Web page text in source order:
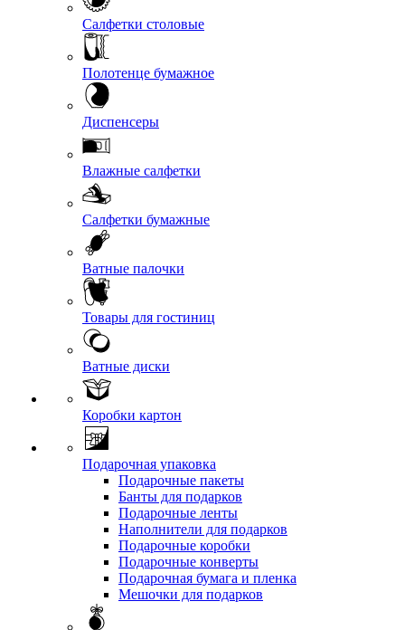
Салфетки столовые
Полотенце бумажное
Диспенсеры
Влажные салфетки
Салфетки бумажные
Ватные палочки
Товары для гостиниц
Ватные диски
Коробки картон
Подарочная упаковка
Подарочные пакеты
Банты для подарков
Подарочные ленты
Наполнители для подарков
Подарочные коробки
Подарочные конверты
Подарочная бумага и пленка
Мешочки для подарков